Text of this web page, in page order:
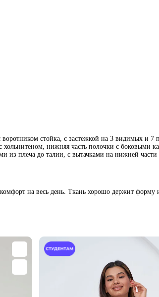
стойка, с застежкой на 3 видимых и
хольнитеном, нижняя часть полочки с боковыми
из плеча до талии, с вытачками на нижней
на весь день. Ткань хорошо держит форму